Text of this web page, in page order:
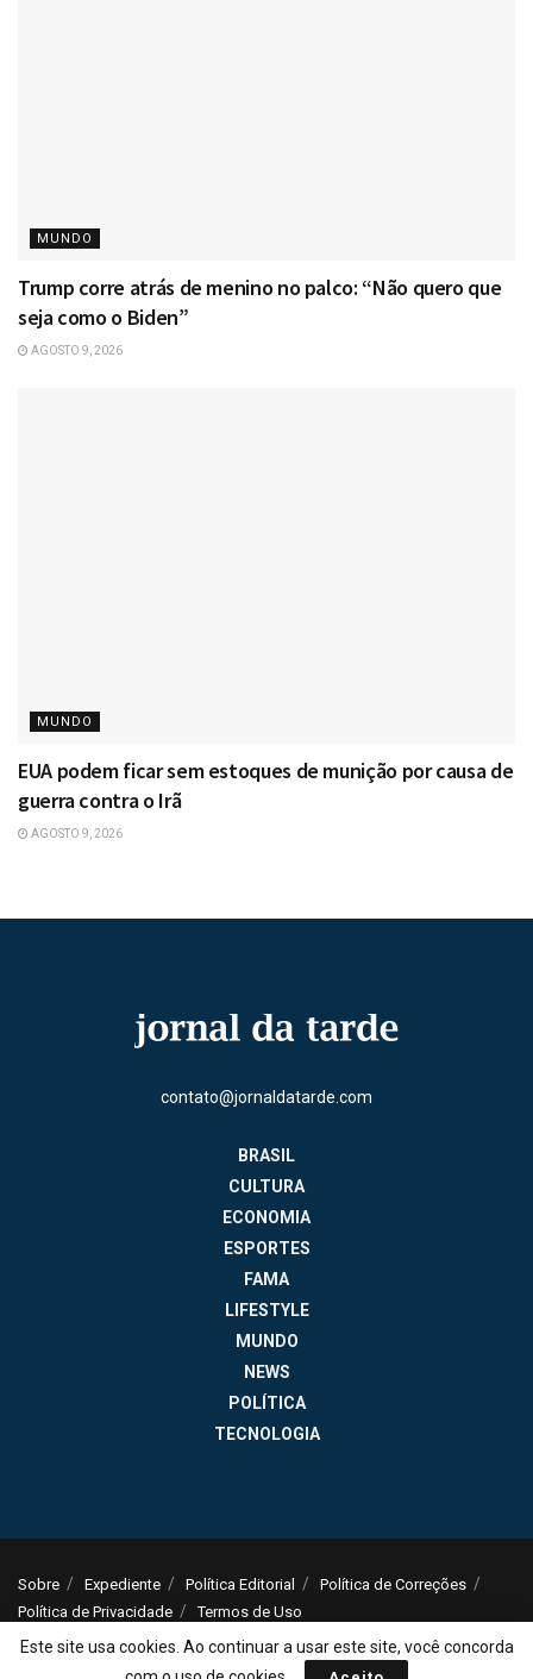
MUNDO
Trump corre atrás de menino no palco: “Não quero que
seja como o Biden”
AGOSTO 9, 2026
MUNDO
EUA podem ficar sem estoques de munição por causa de
guerra contra o Irã
AGOSTO 9, 2026
contato@jornaldatarde.com
BRASIL
CULTURA
ECONOMIA
ESPORTES
FAMA
LIFESTYLE
MUNDO
NEWS
POLÍTICA
TECNOLOGIA
Sobre Expediente Política Editorial
Política de Correções
Política de Privacidade
Termos de Uso
© 2025Jornal da Tarde- Notícias do Brasil e do mundo - ISSN: 1516-294X -
contato@jornaldatarde.com
Este site usa cookies. Ao continuar a usar este site, você concorda